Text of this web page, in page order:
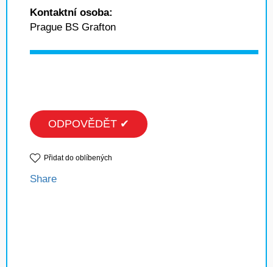
Kontaktní osoba:
Prague BS Grafton
ODPOVĚDĚT ✔
Přidat do oblíbených
Share